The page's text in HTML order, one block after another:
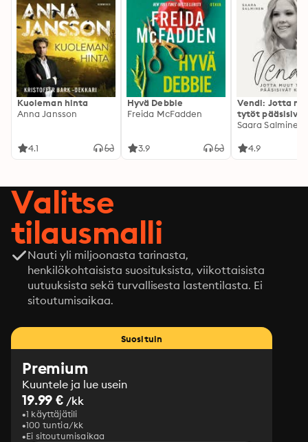
Kuoleman hinta
Anna Jansson
4.1
Hyvä Debbie
Freida McFadden
3.9
Vendi: Jotta
tytöt pääsisivät
kotiin
Saara Salminen
4.9
Valitse
tilausmalli
Nauti yli miljoonasta tarinasta,
henkilökohtaisista suosituksista, viikottaisista
uutuuksista sekä turvallisesta lastentilasta. Ei
sitoutumisaikaa.
Suosituin
Premium
Kuuntele ja lue usein
19.99 € /kk
1 käyttäjätili
100 tuntia/kk
Ei sitoutumisaikaa